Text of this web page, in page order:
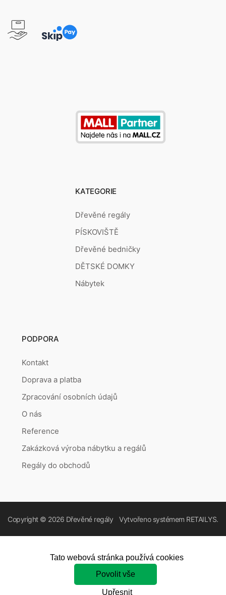
KATEGORIE
Dřevěné regály
PÍSKOVIŠTĚ
Dřevěné bedničky
DĚTSKÉ DOMKY
Nábytek
PODPORA
Kontakt
Doprava a platba
Zpracování osobních údajů
O nás
Reference
Zakázková výroba nábytku a regálů
Regály do obchodů
Copyright © 2026 Dřevěné regály Vytvořeno systémem RETAILYS.
Tato webová stránka používá cookies
Povolit vše
Upřesnit